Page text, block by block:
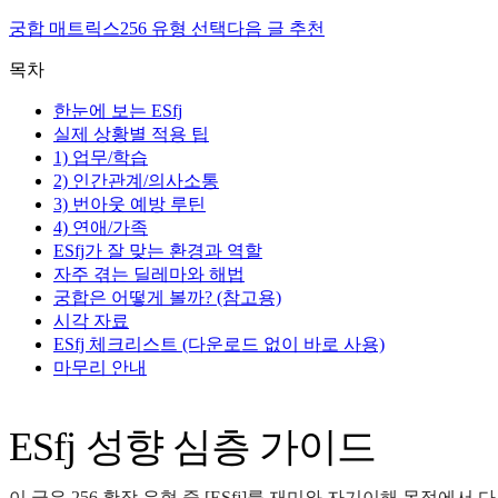
궁합 매트릭스256 유형 선택다음 글 추천
목차
한눈에 보는 ESfj
실제 상황별 적용 팁
1) 업무/학습
2) 인간관계/의사소통
3) 번아웃 예방 루틴
4) 연애/가족
ESfj가 잘 맞는 환경과 역할
자주 겪는 딜레마와 해법
궁합은 어떻게 볼까? (참고용)
시각 자료
ESfj 체크리스트 (다운로드 없이 바로 사용)
마무리 안내
ESfj 성향 심층 가이드